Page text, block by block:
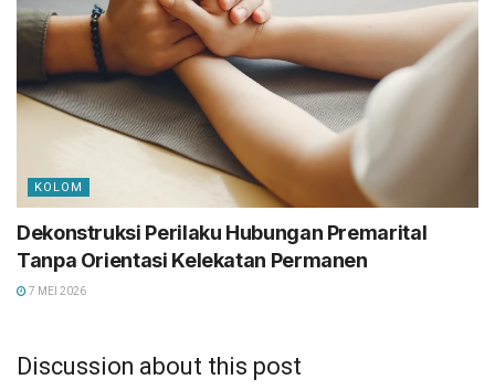
KOLOM
Dekonstruksi Perilaku Hubungan Premarital
Tanpa Orientasi Kelekatan Permanen
7 MEI 2026
Discussion about this post